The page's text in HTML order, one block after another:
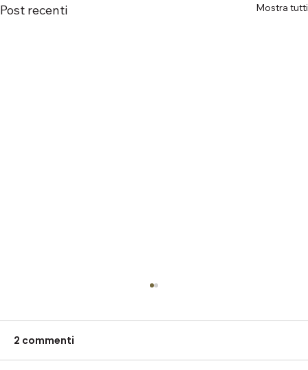
Post recenti Mostra tutti
2 commenti